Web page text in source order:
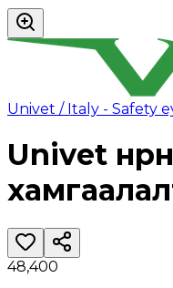
Univet / Italy - Safety
Univet
48,400